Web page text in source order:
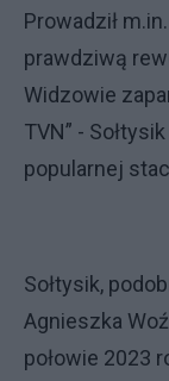
Prowadził
prawdziwą
Widzowie
TVN” -
popularnej
Sołtysik,
Agnieszka
połowie 2023